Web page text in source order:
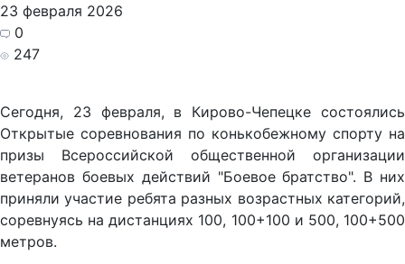
23 февраля 2026
0
247
Сегодня, 23 февраля, в Кирово-Чепецке состоялись
Открытые соревнования по конькобежному спорту на
призы Всероссийской общественной организации
ветеранов боевых действий "Боевое братство". В них
приняли участие ребята разных возрастных категорий,
соревнуясь на дистанциях 100, 100+100 и 500, 100+500
метров.